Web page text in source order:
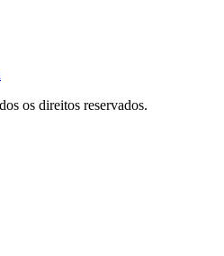
os direitos reservados.